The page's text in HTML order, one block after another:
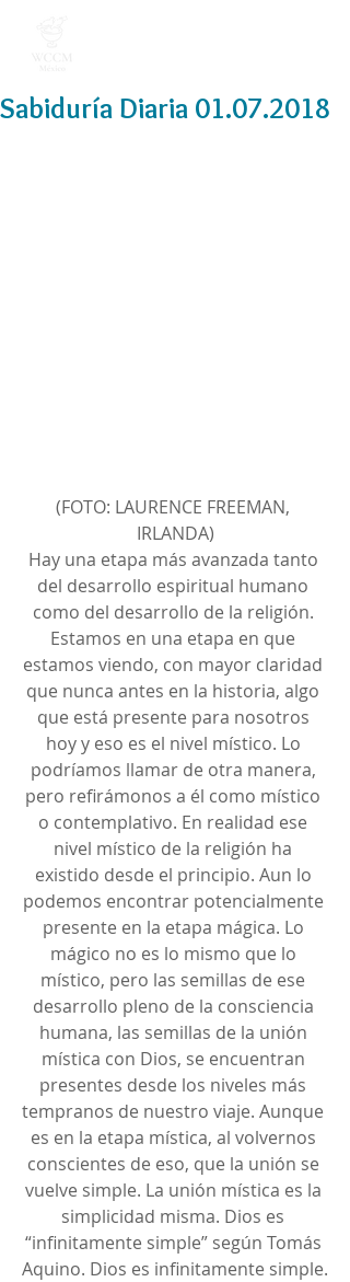
Sabiduría Diaria 01.07.2018
(FOTO: LAURENCE FREEMAN,
IRLANDA)
Hay una etapa más avanzada tanto
del desarrollo espiritual humano
como del desarrollo de la religión.
Estamos en una etapa en que
estamos viendo, con mayor claridad
que nunca antes en la historia, algo
que está presente para nosotros
hoy y eso es el nivel místico. Lo
podríamos llamar de otra manera,
pero refirámonos a él como místico
o contemplativo. En realidad ese
nivel místico de la religión ha
existido desde el principio. Aun lo
podemos encontrar potencialmente
presente en la etapa mágica. Lo
mágico no es lo mismo que lo
místico, pero las semillas de ese
desarrollo pleno de la consciencia
humana, las semillas de la unión
mística con Dios, se encuentran
presentes desde los niveles más
tempranos de nuestro viaje. Aunque
es en la etapa mística, al volvernos
conscientes de eso, que la unión se
vuelve simple. La unión mística es la
simplicidad misma. Dios es
“infinitamente simple” según Tomás
Aquino. Dios es infinitamente simple.